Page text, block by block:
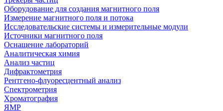
Оборудование для создания магнитного поля
Измерение магнитного поля и потока
Исследовательские системы и измерительные модули
Источники магнитного поля
Оснащение лабораторий
Аналитическая химия
Анализ частиц
Дифрактометрия
Рентгено-флуоресцентный анализ
Спектрометрия
Хроматография
ЯМР